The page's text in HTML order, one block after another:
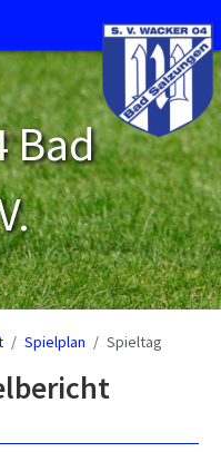
Bad
Spielplan Spieltag